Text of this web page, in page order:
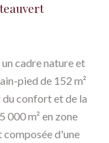
cadre nature et
pied de 152 m²
confort et de la
000 m² en zone
d'une